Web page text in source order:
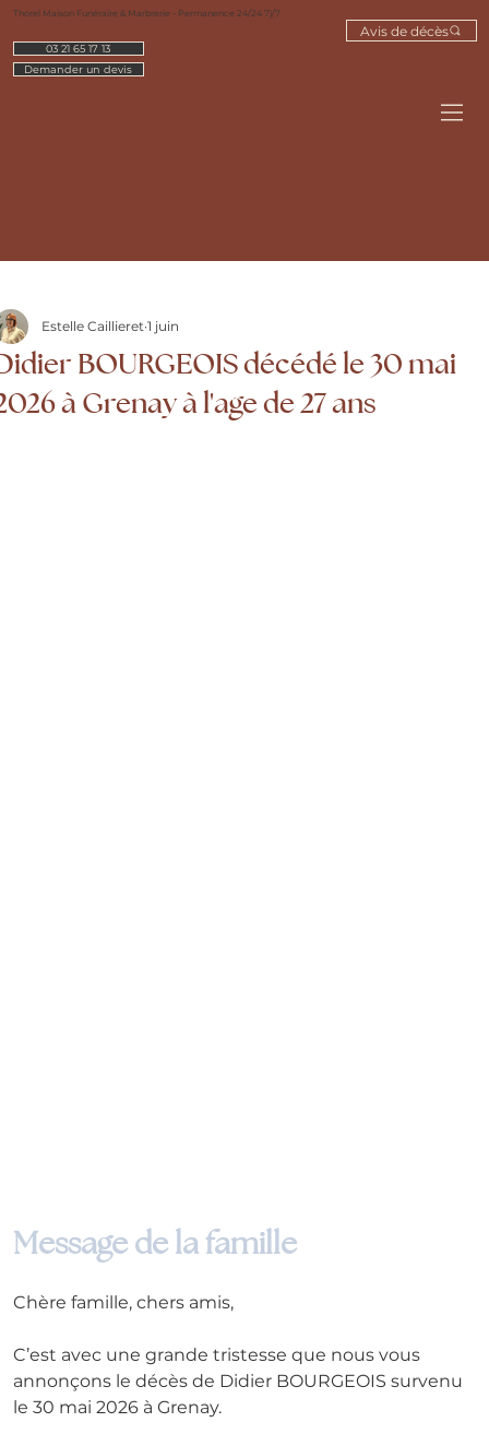
Avis de décès
Thorel Maison Funéraire & Marbrerie - Permanence 24/24 7j/7
03 21 65 17 13
Demander un devis
BOURGEOIS décédé le 30 mai
à Grenay à l'age de 27 ans
Estelle Caillieret 1 juin
Message de la famille
Chère famille, chers amis,
C’est avec une grande tristesse que nous vous
annonçons le décès de Didier BOURGEOIS survenu
le 30 mai 2026 à Grenay.